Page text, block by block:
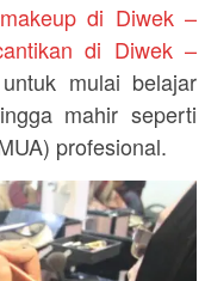
di Diwek –
di Diwek –
mulai belajar
mahir seperti
profesional.